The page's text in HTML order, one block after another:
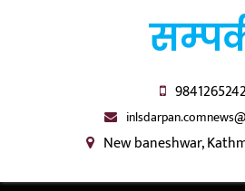
9841265242
New baneshwar,